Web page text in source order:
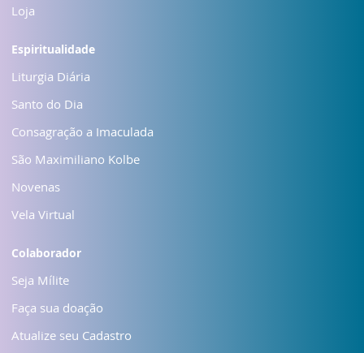
Loja
Espiritualidade
Liturgia Diária
Santo do Dia
Consagração a Imaculada
São Maximiliano Kolbe
Novenas
Vela Virtual
Colaborador
Seja Mílite
Faça sua doação
Atualize seu Cadastro